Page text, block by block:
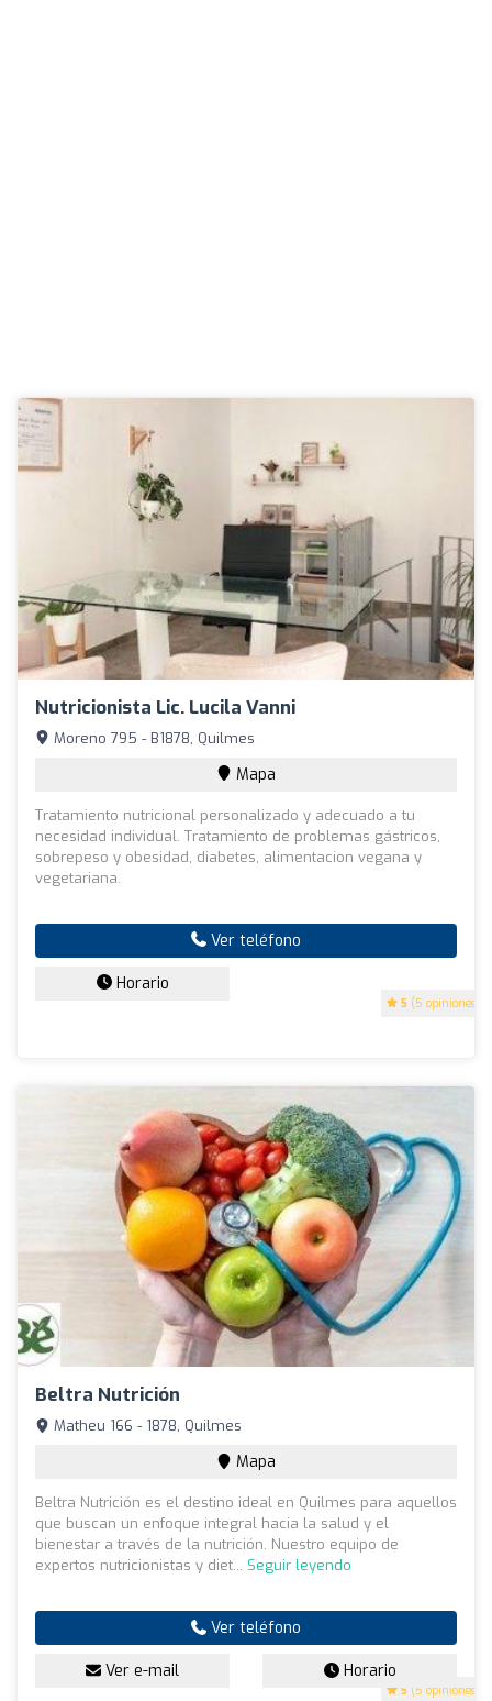
Nutricionista Lic. Lucila Vanni
5 (5 opiniones)
Moreno 795 - B1878, Quilmes
Mapa
Tratamiento nutricional personalizado y adecuado a tu
necesidad individual. Tratamiento de problemas gástricos,
sobrepeso y obesidad, diabetes, alimentacion vegana y
vegetariana.
Ver teléfono
Horario
Beltra Nutrición
5 (5 opiniones)
Matheu 166 - 1878, Quilmes
Mapa
Beltra Nutrición es el destino ideal en Quilmes para aquellos
que buscan un enfoque integral hacia la salud y el
bienestar a través de la nutrición. Nuestro equipo de
expertos nutricionistas y diet... Seguir leyendo
Ver teléfono
Ver e-mail Horario